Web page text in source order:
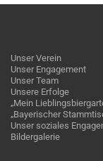
Unser Verein
Unser Engagement
Unser Team
Unsere Erfolge
„Mein
„Bayerischer
Unser soziales
Bildergalerie